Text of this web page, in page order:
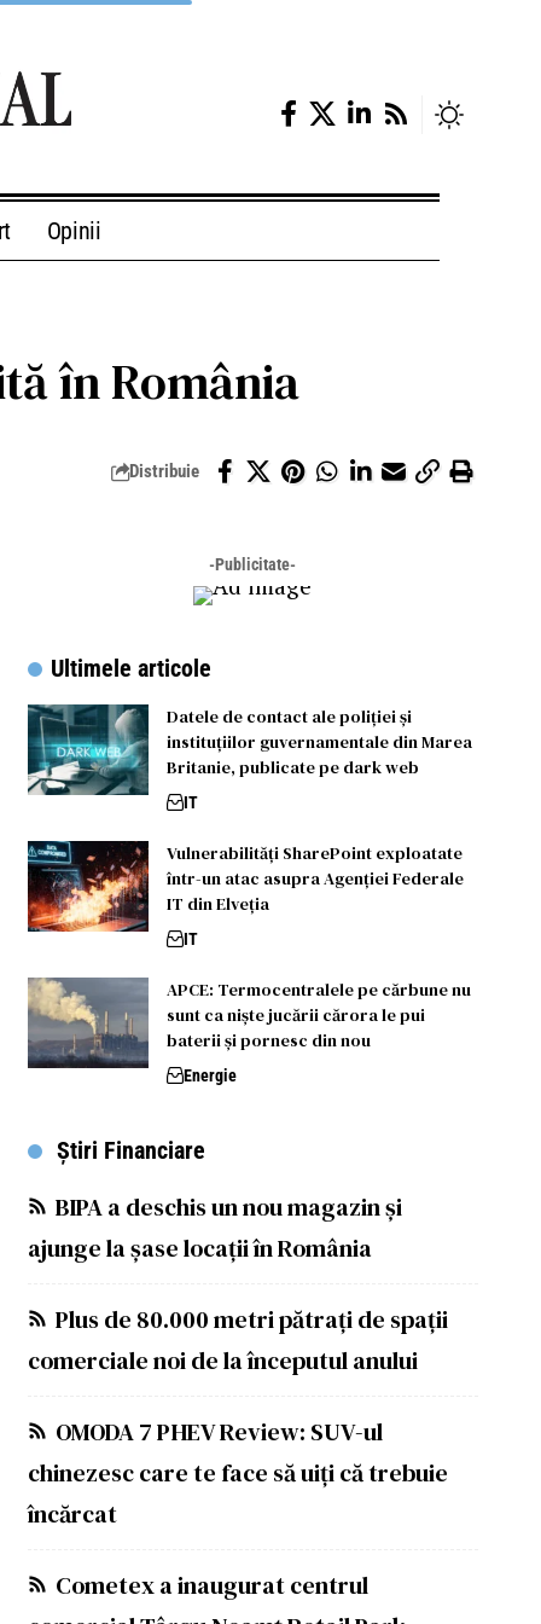
Opinii
în România
Distribuie
-Publicitate-
Ultimele articole
Datele de contact ale poliției și
instituțiilor guvernamentale din Marea
Britanie, publicate pe dark web
IT
Vulnerabilități SharePoint exploatate
într-un atac asupra Agenției Federale
IT din Elveția
IT
APCE: Termocentralele pe cărbune nu
sunt ca niște jucării cărora le pui
baterii și pornesc din nou
Energie
Știri Financiare
BIPA a deschis un nou magazin și
ajunge la șase locații în România
Plus de 80.000 metri pătrați de spații
comerciale noi de la începutul anului
OMODA 7 PHEV Review: SUV-ul
chinezesc care te face să uiți că trebuie
încărcat
Cometex a inaugurat centrul